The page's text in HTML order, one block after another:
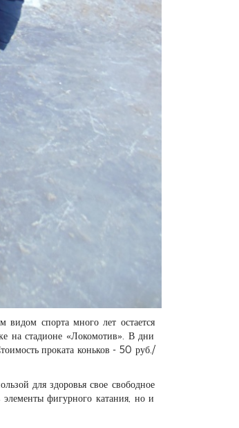
спорта много лет остается
на стадионе «Локомотив». В дни
проката коньков - 50 руб./
для здоровья свое свободное
элементы фигурного катания, но и